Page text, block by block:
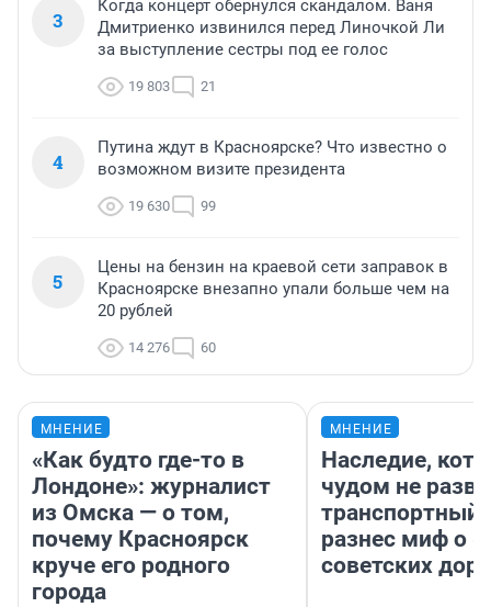
3
Когда концерт обернулся скандалом. Ваня
Дмитриенко извинился перед Линочкой Ли
за выступление сестры под ее голос
19 803 21
4
Путина ждут в Красноярске? Что известно о
возможном визите президента
19 630 99
5
Цены на бензин на краевой сети заправок в
Красноярске внезапно упали больше чем на
20 рублей
14 276 60
МНЕНИЕ
«Как будто где-то в
Лондоне»: журналист
из Омска — о том,
почему Красноярск
круче его родного
города
МНЕНИЕ
Наследие,
чудом не
транспортный
разнес миф о
советских